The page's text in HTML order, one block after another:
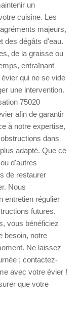
un
cuisine. Les
majeurs,
des dégâts d'eau.
de la graisse ou
entraînant
qui ne se vide
une intervention.
75020
afin de garantir
à notre expertise,
dans
adapté. Que ce
d'autres
de restaurer
Nous
entretien régulier
futures.
vous bénéficiez
besoin, notre
Ne laissez
; contactez-
avec votre évier !
que votre